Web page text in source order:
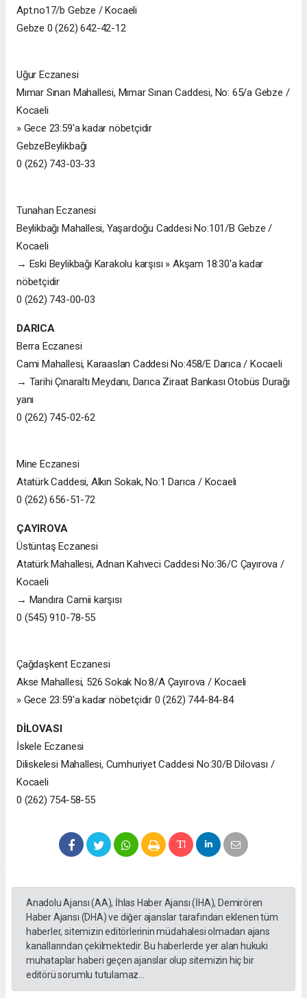
Apt.no17/b Gebze / Kocaeli
Gebze 0 (262) 642-42-12
Uğur Eczanesi
Mımar Sınan Mahallesi, Mımar Sınan Caddesi, No: 65/a Gebze /
Kocaeli
» Gece 23:59'a kadar nöbetçidir
GebzeBeylikbağı
0 (262) 743-03-33
Tunahan Eczanesi
Beylikbağı Mahallesi, Yaşardoğu Caddesi No:101/B Gebze /
Kocaeli
→ Eski Beylikbağı Karakolu karşısı » Akşam 18:30'a kadar
nöbetçidir
0 (262) 743-00-03
DARICA
Berra Eczanesi
Cami Mahallesi, Karaaslan Caddesi No:458/E Darıca / Kocaeli
→ Tarihi Çınaraltı Meydanı, Darıca Ziraat Bankası Otobüs Durağı
yanı
0 (262) 745-02-62
Mine Eczanesi
Atatürk Caddesi, Alkın Sokak, No:1 Darıca / Kocaeli
0 (262) 656-51-72
ÇAYIROVA
Üstüntaş Eczanesi
Atatürk Mahallesi, Adnan Kahveci Caddesi No:36/C Çayırova /
Kocaeli
→ Mandıra Camii karşısı
0 (545) 910-78-55
Çağdaşkent Eczanesi
Akse Mahallesi, 526 Sokak No:8/A Çayırova / Kocaeli
» Gece 23:59'a kadar nöbetçidir 0 (262) 744-84-84
DİLOVASI
İskele Eczanesi
Diliskelesi Mahallesi, Cumhuriyet Caddesi No:30/B Dilovası /
Kocaeli
0 (262) 754-58-55
Anadolu Ajansı (AA), İhlas Haber Ajansı (İHA), Demirören
Haber Ajansı (DHA) ve diğer ajanslar tarafından eklenen tüm
haberler, sitemizin editörlerinin müdahalesi olmadan ajans
kanallarından çekilmektedir. Bu haberlerde yer alan hukuki
muhataplar haberi geçen ajanslar olup sitemizin hiç bir
editörü sorumlu tutulamaz...